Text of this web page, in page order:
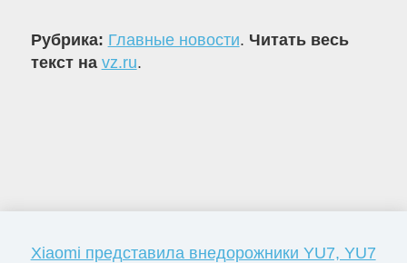
Рубрика: Главные новости. Читать весь
текст на vz.ru.
Xiaomi представила внедорожники YU7, YU7